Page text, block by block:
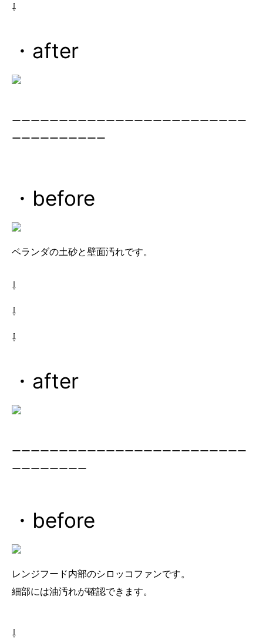
⇩
・after
ーーーーーーーーーーーーーーーーーーーーーーーーー
ーーーーーーーーーー
・before
ベランダの土砂と壁面汚れです。
⇩
⇩
⇩
・after
ーーーーーーーーーーーーーーーーーーーーーーーーー
ーーーーーーーー
・before
レンジフード内部のシロッコファンです。
細部には油汚れが確認できます。
⇩